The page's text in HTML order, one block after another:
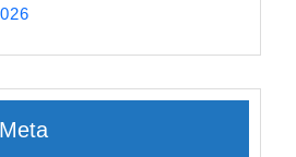
Meta